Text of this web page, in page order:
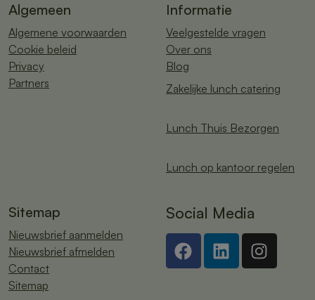
Algemeen
Algemene voorwaarden
Cookie beleid
Privacy
Partners
Informatie
Veelgestelde vragen
Over ons
Blog
Zakelijke lunch catering
Lunch Thuis Bezorgen
Lunch op kantoor regelen
Sitemap
Nieuwsbrief aanmelden
Nieuwsbrief afmelden
Contact
Sitemap
Social Media